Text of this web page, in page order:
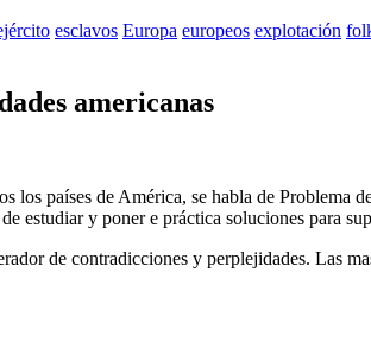
esclavos Europa europeos explotación
americanas
países de América, se habla de Problema
estudiar y poner e práctica soluciones para
de contradicciones y perplejidades. Las